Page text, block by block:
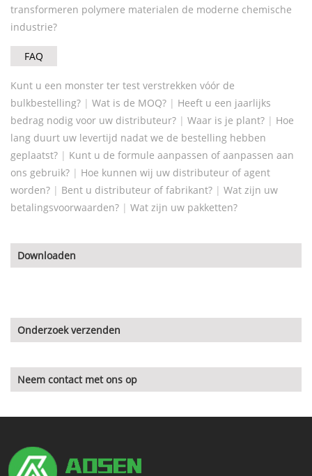
transformeren polymere materialen de moderne chemische
industrie?
FAQ
Kunt u een monster ter test verstrekken vóór de
bulkbestelling? | Wat is de MOQ? | Heeft u een jaarlijks
bedrag nodig voor uw distributeur? | Waar is je plant? | Hoe
lang duurt uw levertijd nadat we de bestelling hebben
geplaatst? | Kunt u de formule aanpassen of aanpassen aan
ons gebruik? | Hoe kunnen wij uw distributeur of agent
worden? | Bent u distributeur of fabrikant? | Wat zijn uw
betalingsvoorwaarden? | Wat zijn uw pakketten?
Downloaden
Onderzoek verzenden
Neem contact met ons op